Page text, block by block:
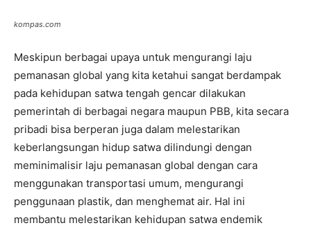
kompas.com
Meskipun berbagai upaya untuk mengurangi laju
pemanasan global yang kita ketahui sangat berdampak
pada kehidupan satwa tengah gencar dilakukan
pemerintah di berbagai negara maupun PBB, kita secara
pribadi bisa berperan juga dalam melestarikan
keberlangsungan hidup satwa dilindungi dengan
meminimalisir laju pemanasan global dengan cara
menggunakan transportasi umum, mengurangi
penggunaan plastik, dan menghemat air. Hal ini
membantu melestarikan kehidupan satwa endemik